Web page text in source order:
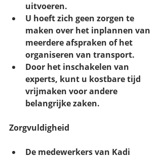
uitvoeren.
U hoeft zich geen zorgen te
maken over het inplannen van
meerdere afspraken of het
organiseren van transport.
Door het inschakelen van
experts, kunt u kostbare tijd
vrijmaken voor andere
belangrijke zaken.
Zorgvuldigheid
De medewerkers van Kadi